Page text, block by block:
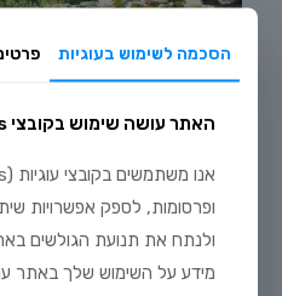
הסכמה לשימוש בעוגיות
האתר עושה שימוש בקובצי Cookies
ופרסומות, לספק אפשרויות
ולנתח את תנועת הגולשים
מידע על השימוש שלך באתר